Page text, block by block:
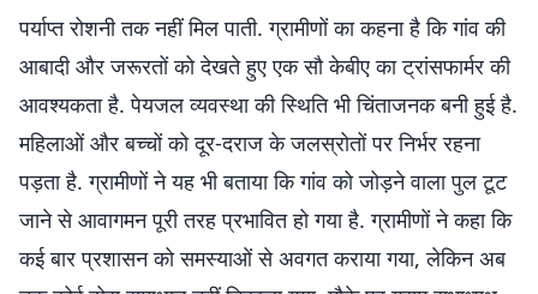
पर्याप्त रोशनी तक नहीं मिल पाती. ग्रामीणों का कहना है कि गांव की
आबादी और जरूरतों को देखते हुए एक सौ केबीए का ट्रांसफार्मर की
आवश्यकता है. पेयजल व्यवस्था की स्थिति भी चिंताजनक बनी हुई है.
महिलाओं और बच्चों को दूर-दराज के जलस्रोतों पर निर्भर रहना
पड़ता है. ग्रामीणों ने यह भी बताया कि गांव को जोड़ने वाला पुल टूट
जाने से आवागमन पूरी तरह प्रभावित हो गया है. ग्रामीणों ने कहा कि
कई बार प्रशासन को समस्याओं से अवगत कराया गया, लेकिन अब